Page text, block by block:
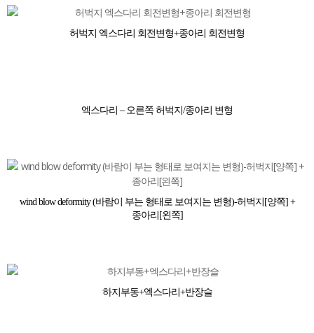
허벅지 엑스다리 회전변형+종아리 회전변형
엑스다리 – 오른쪽 허벅지/종아리 변형
wind blow deformity (바람이 부는 형태로 보여지는 변형)-허벅지[양쪽] +
종아리[왼쪽]
하지부동+엑스다리+반장슬